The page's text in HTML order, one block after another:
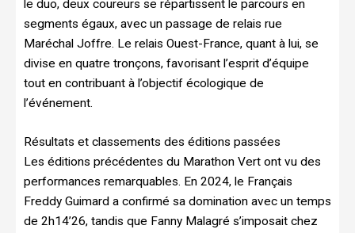
le duo, deux coureurs se répartissent le parcours en
segments égaux, avec un passage de relais rue
Maréchal Joffre. Le relais Ouest-France, quant à lui, se
divise en quatre tronçons, favorisant l’esprit d’équipe
tout en contribuant à l’objectif écologique de
l’événement.
Résultats et classements des éditions passées
Les éditions précédentes du Marathon Vert ont vu des
performances remarquables. En 2024, le Français
Freddy Guimard a confirmé sa domination avec un temps
de 2h14’26, tandis que Fanny Malagré s’imposait chez